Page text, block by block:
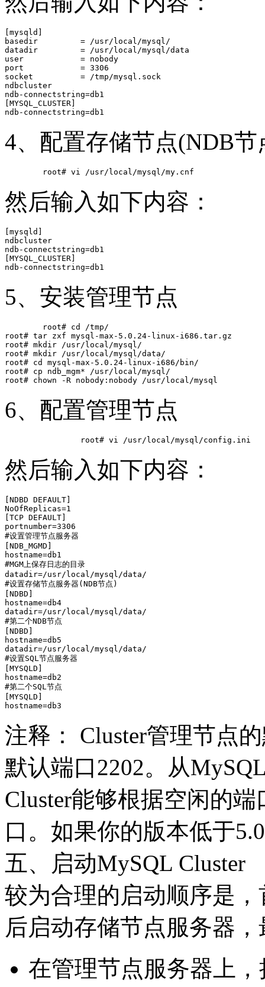
[mysqld]
basedir         = /usr/local/mysql/
datadir         = /usr/local/mysql/data
user            = nobody
port            = 3306
socket          = /tmp/mysql.sock
ndbcluster
ndb-connectstring=db1
[MYSQL_CLUSTER]
4、配置存储节点(NDB节
然后输入如下内容：
[mysqld]
ndbcluster
ndb-connectstring=db1
[MYSQL_CLUSTER]
5、安装管理节点
root# tar zxf mysql-max-5.0.24-linux-i686.tar.gz
root# mkdir /usr/local/mysql/
root# mkdir /usr/local/mysql/data/
root# cd mysql-max-5.0.24-linux-i686/bin/
root# cp ndb_mgm* /usr/local/mysql/
6、配置管理节点
然后输入如下内容：
[NDBD DEFAULT]
NoOfReplicas=1
[TCP DEFAULT]
portnumber=3306
#设置管理节点服务器
[NDB_MGMD]
hostname=db1
#MGM上保存日志的目录
datadir=/usr/local/mysql/data/
#设置存储节点服务器(NDB节点)
[NDBD]
hostname=db4
datadir=/usr/local/mysql/data/
#第二个NDB节点
[NDBD]
hostname=db5
datadir=/usr/local/mysql/data/
#设置SQL节点服务器
[MYSQLD]
hostname=db2
#第二个SQL节点
[MYSQLD]
注释： Cluster管理节点
默认端口2202。从
Cluster能够根据空闲的
口。如果你的版本低于
五、启动MySQL Cluster
较为合理的启动顺序是
后启动存储节点服务器
在管理节点服务器上